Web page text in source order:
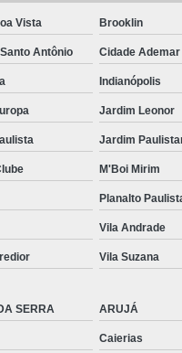
Vista Brooklin
Antônio Cidade Ademar
Indianópolis
Jardim Leonor
Jardim
M'Boi Mirim
Planalto
Vila Andrade
Vila Suzana
SERRA ARUJÁ
Caierias